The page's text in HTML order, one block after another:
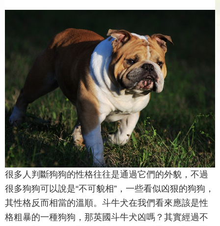
很多人判斷狗狗的性格往往是通過它們的外貌，不過
很多狗狗可以說是“不可貌相”，一些看似凶狠的狗狗，
其性格反而相當的溫順。斗牛犬在我們看來應該是性
格粗暴的一種狗狗，那英國斗牛犬凶嗎？其實經過不